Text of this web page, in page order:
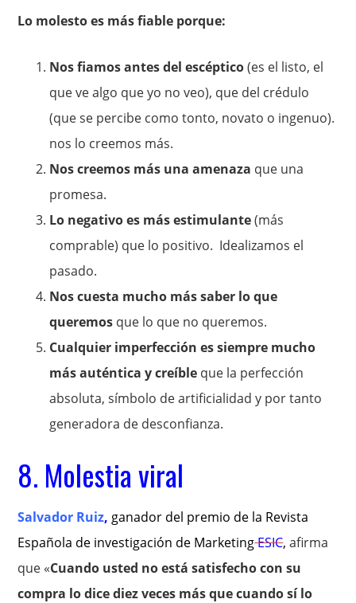
Lo molesto es más fiable porque:
Nos fiamos antes del escéptico(es el listo, el
que ve algo que yo no veo), que del crédulo
(que se percibe como tonto, novato o ingenuo).
nos lo creemos más.
Nos creemos más una amenaza que una
promesa.
Lo negativo es más estimulante(más
comprable) que lo positivo. Idealizamos el
pasado.
Nos cuesta mucho más saber lo que
queremos que lo que no queremos.
Cualquier imperfección es siempre mucho
más auténtica y creíble que la perfección
absoluta, símbolo de artificialidad y por tanto
generadora de desconfianza.
8. Molestia viral
Salvador Ruiz, ganador del premio de la Revista
Española de investigación de MarketingESIC, afirma
que «Cuando usted no está satisfecho con su
compra lo dice diez veces más que cuando sí lo